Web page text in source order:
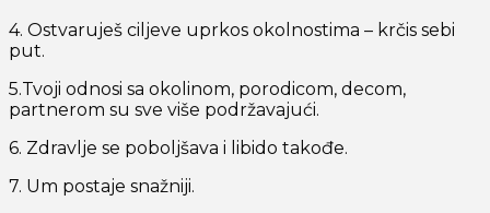
4. Ostvaruješ ciljeve uprkos okolnostima – krčis sebi
put.
5.Tvoji odnosi sa okolinom, porodicom, decom,
partnerom su sve više podržavajući.
6. Zdravlje se poboljšava i libido takođe.
7. Um postaje snažniji.